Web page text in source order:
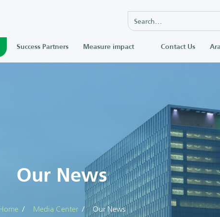
Success Partners Measure impact Contact Us
Our News
Media Center Our News